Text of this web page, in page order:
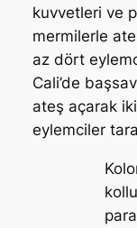
kuvvetleri ve
mermilerle
az dört
Cali’de
ateş açarak
eylemciler